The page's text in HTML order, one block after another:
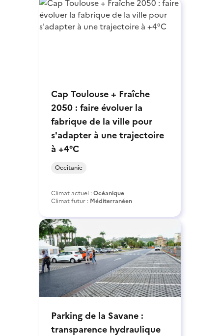
Cap Toulouse + Fraîche
2050 : faire évoluer la
fabrique de la ville pour
s'adapter à une trajectoire
à +4°C
Occitanie
Climat actuel :Océanique
Climat futur : Méditerranéen
Parking de la Savane :
transparence hydraulique